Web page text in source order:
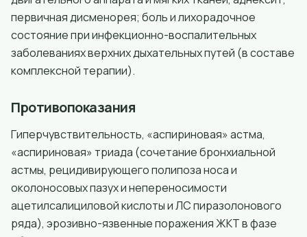
первичная дисменорея; боль и лихорадочное
состояние при инфекционно-воспалительных
заболеваниях верхних дыхательных путей (в составе
комплексной терапии).
Противопоказания
Гиперчувствительность, «аспириновая» астма,
«аспириновая» триада (сочетание бронхиальной
астмы, рецидивирующего полипоза носа и
околоносовых пазух и непереносимости
ацетилсалициловой кислоты и ЛС пиразолонового
ряда), эрозивно-язвенные поражения ЖКТ в фазе